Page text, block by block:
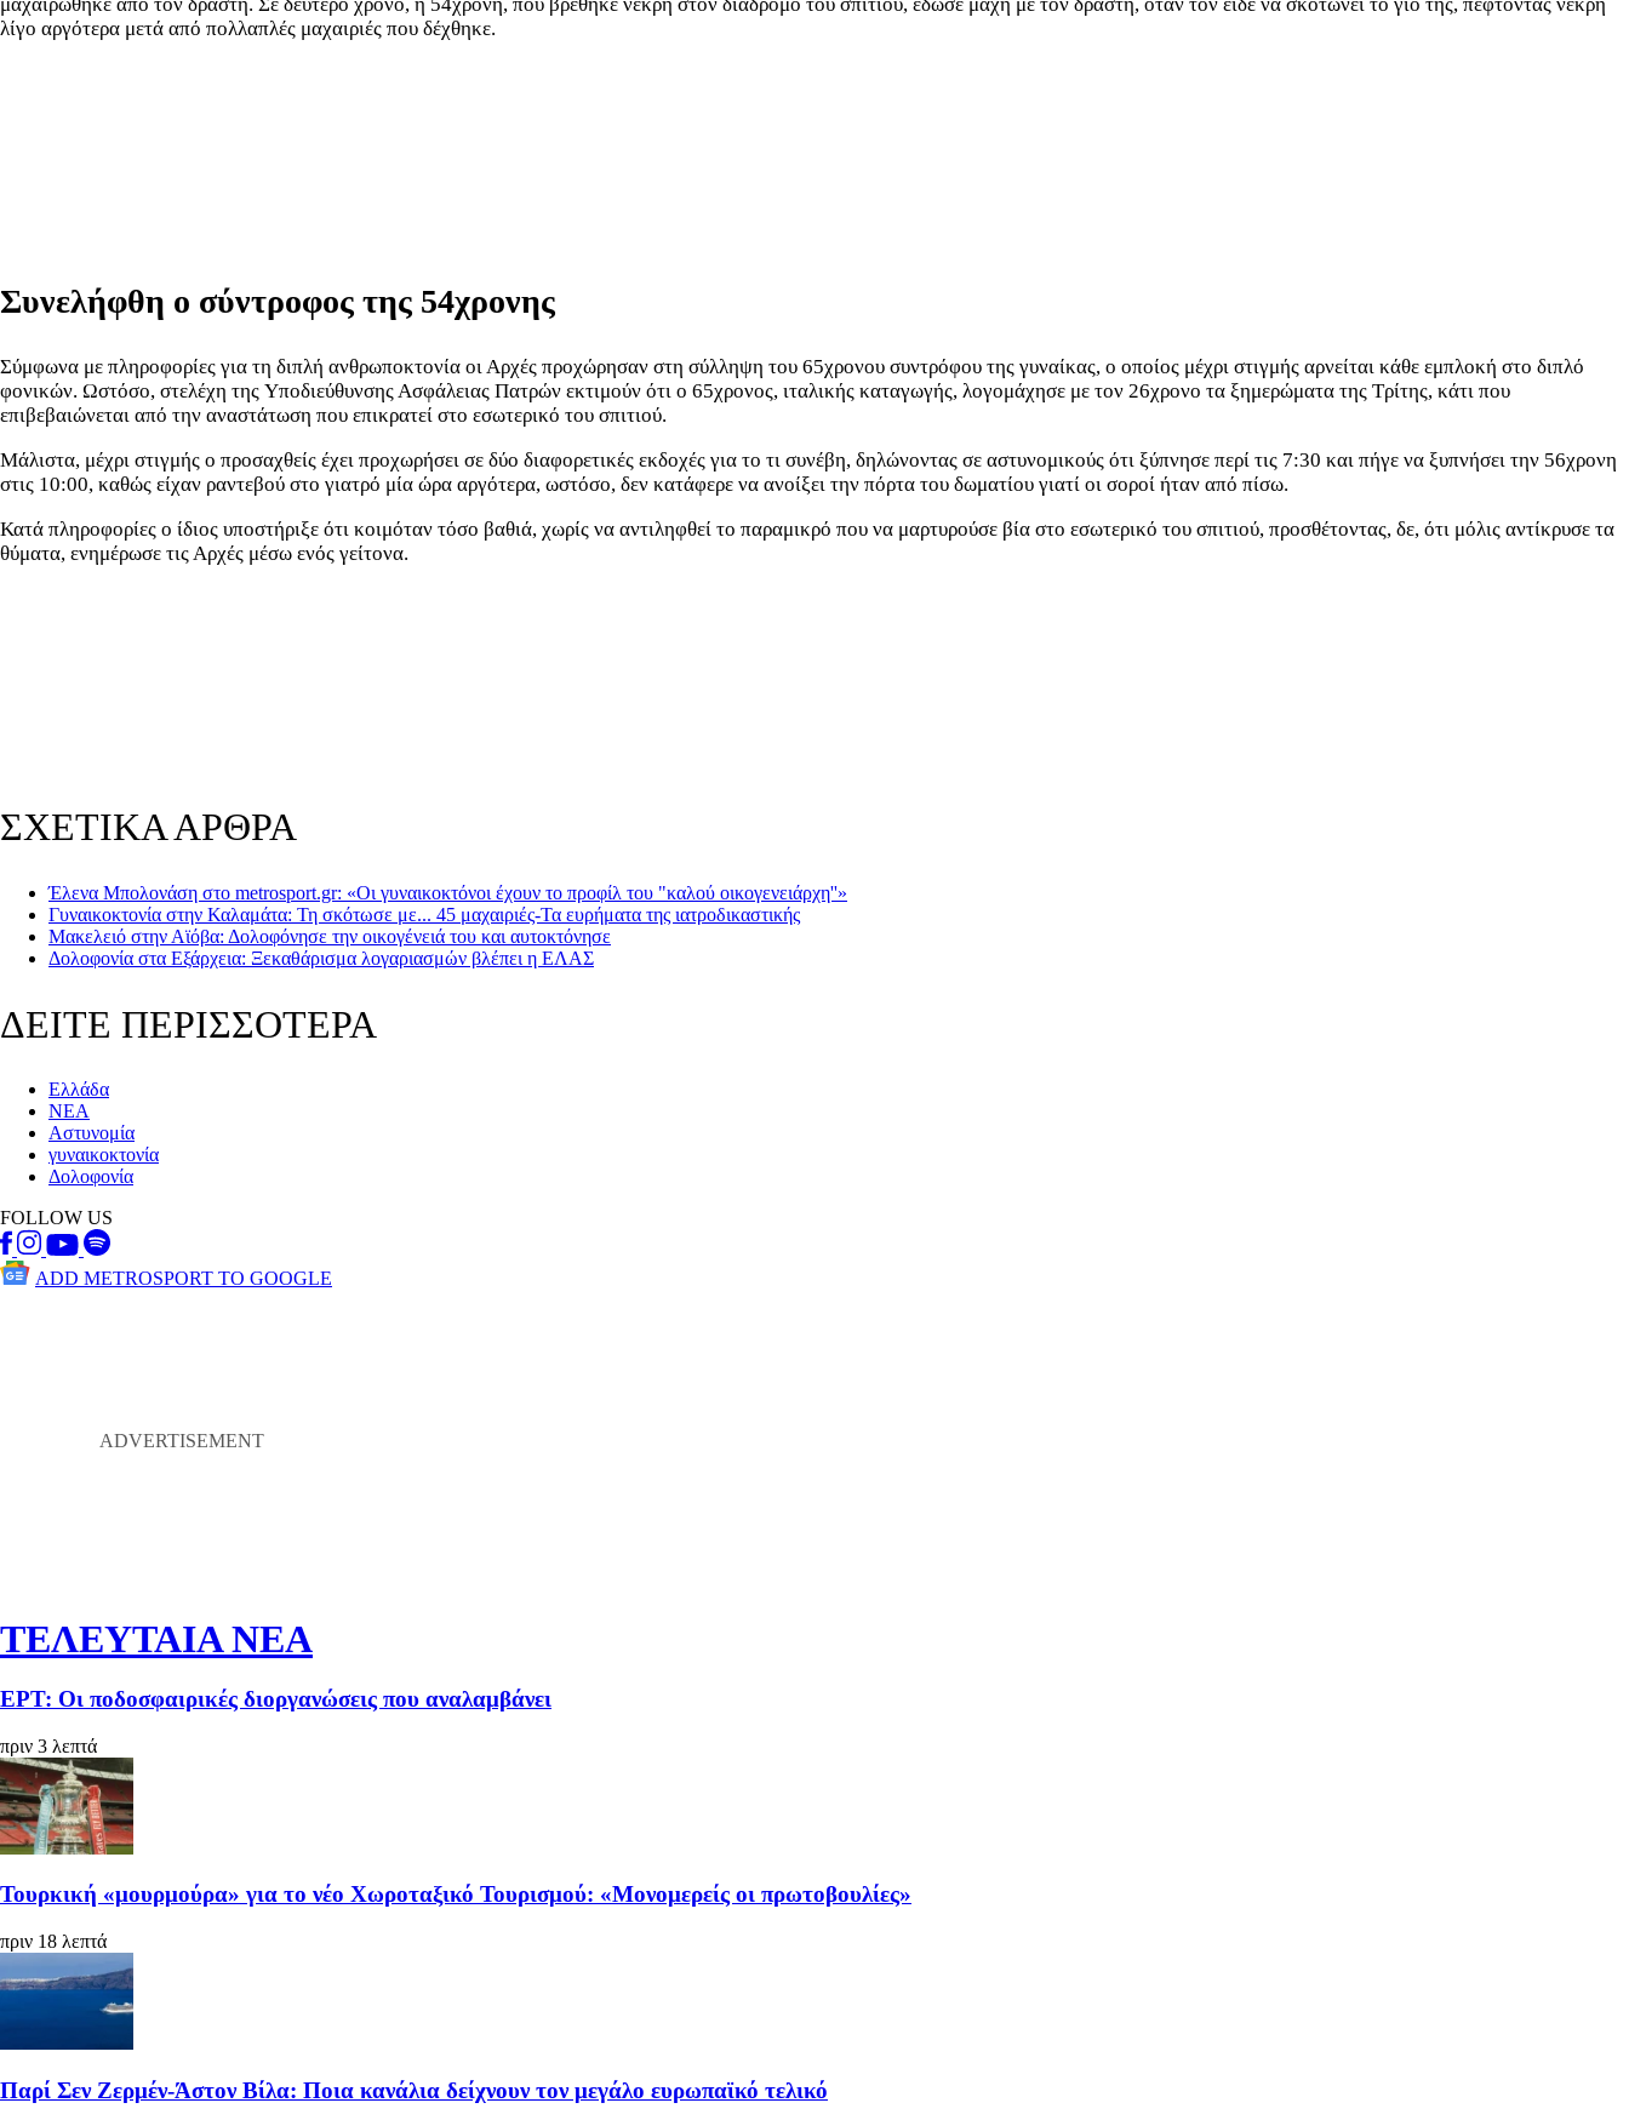
λίγο αργότερα μετά από πολλαπλές μαχαιριές που δέχθηκε.
Συνελήφθη ο σύντροφος της 54χρονης
Σύμφωνα με πληροφορίες για τη διπλή ανθρωποκτονία οι Αρχές προχώρησαν στη σύλληψη του 65χρονου συντρόφου της γυναίκας, ο οποίος μέχρι στιγμής αρνείται κάθε εμπλοκή στο διπλό
φονικών. Ωστόσο, στελέχη της Υποδιεύθυνσης Ασφάλειας Πατρών εκτιμούν ότι ο 65χρονος, ιταλικής καταγωγής, λογομάχησε με τον 26χρονο τα ξημερώματα της Τρίτης, κάτι που
επιβεβαιώνεται από την αναστάτωση που επικρατεί στο εσωτερικό του σπιτιού.
Μάλιστα, μέχρι στιγμής ο προσαχθείς έχει προχωρήσει σε δύο διαφορετικές εκδοχές για το τι συνέβη, δηλώνοντας σε αστυνομικούς ότι ξύπνησε περί τις 7:30 και πήγε να ξυπνήσει την 56χρονη
στις 10:00, καθώς είχαν ραντεβού στο γιατρό μία ώρα αργότερα, ωστόσο, δεν κατάφερε να ανοίξει την πόρτα του δωματίου γιατί οι σοροί ήταν από πίσω.
Κατά πληροφορίες ο ίδιος υποστήριξε ότι κοιμόταν τόσο βαθιά, χωρίς να αντιληφθεί το παραμικρό που να μαρτυρούσε βία στο εσωτερικό του σπιτιού, προσθέτοντας, δε, ότι μόλις αντίκρυσε τα
θύματα, ενημέρωσε τις Αρχές μέσω ενός γείτονα.
ΣΧΕΤΙΚΑ ΑΡΘΡΑ
Έλενα Μπολονάση στο metrosport.gr: «Οι γυναικοκτόνοι έχουν το προφίλ του "καλού οικογενειάρχη''»
Γυναικοκτονία στην Καλαμάτα: Τη σκότωσε με... 45 μαχαιριές-Τα ευρήματα της ιατροδικαστικής
Μακελειό στην Αϊόβα: Δολοφόνησε την οικογένειά του και αυτοκτόνησε
Δολοφονία στα Εξάρχεια: Ξεκαθάρισμα λογαριασμών βλέπει η ΕΛΑΣ
ΔΕΙΤΕ ΠΕΡΙΣΣΟΤΕΡΑ
Ελλάδα
ΝΕΑ
Αστυνομία
γυναικοκτονία
Δολοφονία
FOLLOW US
ADD METROSPORT TO GOOGLE
ΤΕΛΕΥΤΑΙΑ ΝΕΑ
ΕΡΤ: Οι ποδοσφαιρικές διοργανώσεις που αναλαμβάνει
πριν 3 λεπτά
Τουρκική «μουρμούρα» για το νέο Χωροταξικό Τουρισμού: «Μονομερείς οι πρωτοβουλίες»
πριν 18 λεπτά
Παρί Σεν Ζερμέν-Άστον Βίλα: Ποια κανάλια δείχνουν τον μεγάλο ευρωπαϊκό τελικό